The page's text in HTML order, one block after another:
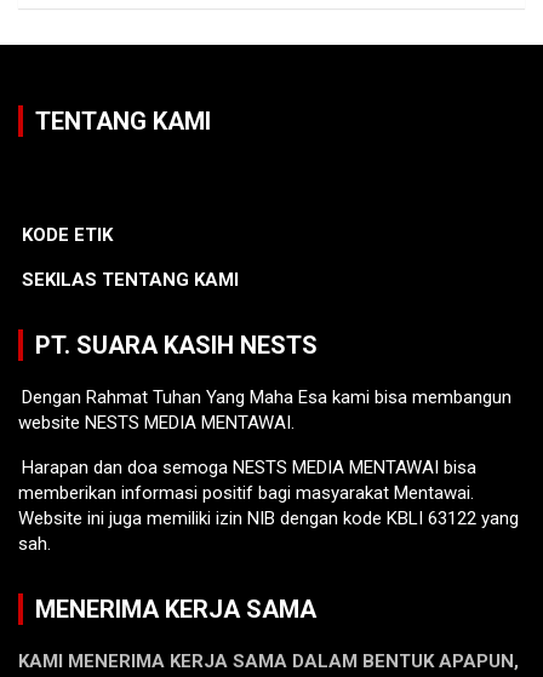
TENTANG KAMI
KODE ETIK
SEKILAS TENTANG KAMI
PT. SUARA KASIH NESTS
Dengan Rahmat Tuhan Yang Maha Esa kami bisa membangun
website NESTS MEDIA MENTAWAI.
Harapan dan doa semoga NESTS MEDIA MENTAWAI bisa
memberikan informasi positif bagi masyarakat Mentawai.
Website ini juga memiliki izin NIB dengan kode KBLI 63122 yang
sah.
MENERIMA KERJA SAMA
KAMI MENERIMA KERJA SAMA DALAM BENTUK APAPUN,